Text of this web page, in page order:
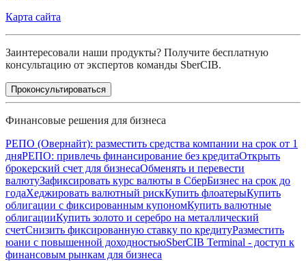
Карта сайта
Заинтересовали наши продукты? Получите бесплатную
консультацию от экспертов команды SberCIB.
Проконсультироваться
Финансовые решения для бизнеса
РЕПО (Овернайт): разместить средства компании на срок от 1
дняРЕПО: привлечь финансирование без кредитаОткрыть
брокерский счет для бизнесаОбменять и перевести
валютуЗафиксировать курс валюты в СберБизнес на срок до
годаХеджировать валютный рискКупить флоатерыКупить
облигации с фиксированным купономКупить валютные
облигацииКупить золото и серебро на металлический
счетСнизить фиксированную ставку по кредитуРазместить
юани с повышенной доходностьюSberCIB Terminal - доступ к
финансовым рынкам для бизнеса